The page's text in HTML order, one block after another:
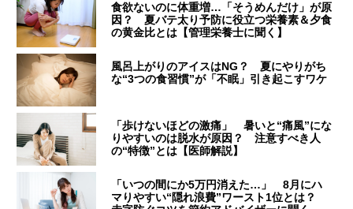
食欲ないのに体重増…「そうめんだけ」が原
因？ 夏バテ太り予防に役立つ栄養素＆夕食
の黄金比とは【管理栄養士に聞く】
風呂上がりのアイスはNG？ 夏にやりがち
な“3つの食習慣”が「不眠」引き起こすワケ
「歩けないほどの激痛」 暑いと“痛風”にな
りやすいのは脱水が原因？ 注意すべき人
の“特徴”とは【医師解説】
「いつの間にか5万円消えた…」 8月にハ
マりやすい“隠れ浪費”ワースト1位とは？